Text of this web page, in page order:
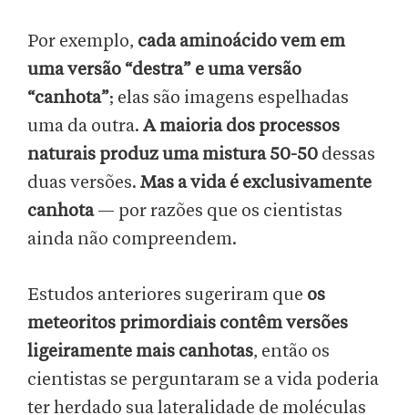
Por exemplo, cada aminoácido vem em
uma versão “destra” e uma versão
“canhota”; elas são imagens espelhadas
uma da outra. A maioria dos processos
naturais produz uma mistura 50-50 dessas
duas versões. Mas a vida é exclusivamente
canhota— por razões que os cientistas
ainda não compreendem.
Estudos anteriores sugeriram que os
meteoritos primordiais contêm versões
ligeiramente mais canhotas, então os
cientistas se perguntaram se a vida poderia
ter herdado sua lateralidade de moléculas